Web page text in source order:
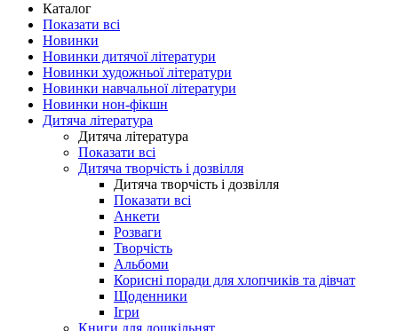
Каталог
Показати всі
Новинки
Новинки дитячої літератури
Новинки художньої літератури
Новинки навчальної літератури
Новинки нон-фікшн
Дитяча література
Дитяча література
Показати всі
Дитяча творчість і дозвілля
Дитяча творчість і дозвілля
Показати всі
Анкети
Розваги
Творчість
Альбоми
Корисні поради для хлопчиків та дівчат
Щоденники
Ігри
Книги для дошкільнят